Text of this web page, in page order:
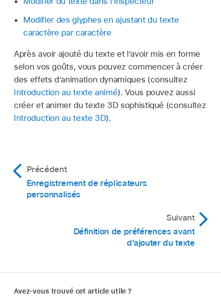
Modifier des glyphes en ajustant du texte
caractère par caractère
Après avoir ajouté du texte et l’avoir mis en forme
selon vos goûts, vous pouvez commencer à créer
des effets d’animation dynamiques (consultez
Introduction au texte animé). Vous pouvez aussi
créer et animer du texte 3D sophistiqué (consultez
Introduction au texte 3D).
Précédent
Enregistrement de réplicateurs
personnalisés
Suivant
Définition de préférences avant
d’ajouter du texte
Avez-vous trouvé cet article utile ?